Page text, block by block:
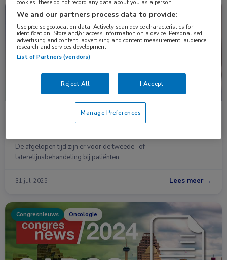
Nieuws Oncologie
Veel nieuwe behandelopties voor gemetastaseerd,
hormoonreceptorpositief, HER2-negatief
mammacarcinoom
De afgelopen tijd zijn er voor de tweede- of
laterelijnsbehandeling bij patiënten …
31 jul. 2025 Lees meer →
Congresnieuws Oncologie
cookies, these do not record any data about you as a person
We and our partners process data to provide:
Use precise geolocation data. Actively scan device characteristics for
identification. Store and/or access information on a device. Personalised
advertising and content, advertising and content measurement, audience
research and services development.
List of Partners (vendors)
Reject All I Accept
Manage Preferences